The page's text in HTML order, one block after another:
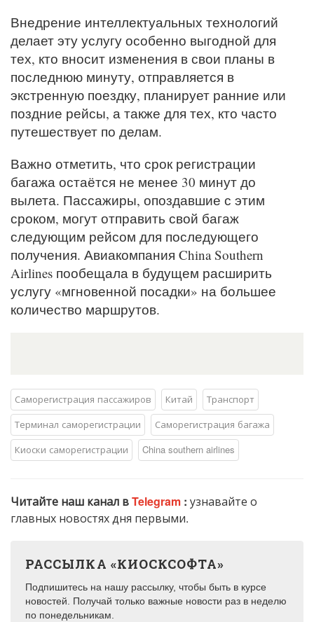
Внедрение интеллектуальных технологий
делает эту услугу особенно выгодной для
тех, кто вносит изменения в свои планы в
последнюю минуту, отправляется в
экстренную поездку, планирует ранние или
поздние рейсы, а также для тех, кто часто
путешествует по делам.
Важно отметить, что срок регистрации
багажа остаётся не менее 30 минут до
вылета. Пассажиры, опоздавшие с этим
сроком, могут отправить свой багаж
следующим рейсом для последующего
получения. Авиакомпания China Southern
Airlines пообещала в будущем расширить
услугу «мгновенной посадки» на большее
количество маршрутов.
Саморегистрация пассажиров Китай
Транспорт
Терминал саморегистрации
Саморегистрация багажа
Киоски саморегистрации
China southern airlines
Читайте наш канал вTelegram : узнавайте о
главных новостях дня первыми.
РАССЫЛКА «КИОСКСОФТА»
Подпишитесь на нашу рассылку, чтобы быть в курсе
новостей. Получай только важные новости раз в неделю
по понедельникам.